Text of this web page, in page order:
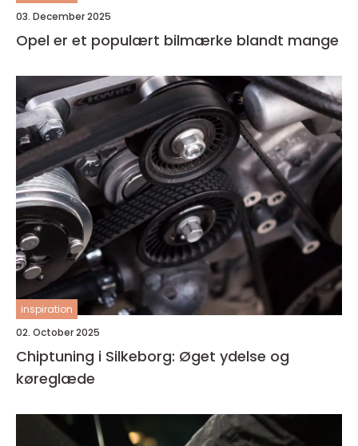
03. December 2025
Opel er et populært bilmærke blandt mange
inspiration
02. October 2025
Chiptuning i Silkeborg: Øget ydelse og
køreglæde